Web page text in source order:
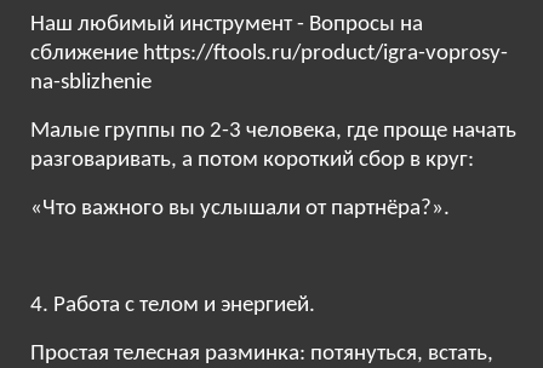
Наш любимый инструмент - Вопросы на
сближение https://ftools.ru/product/igra-voprosy-
na-sblizhenie
Малые группы по 2-3 человека, где проще начать
разговаривать, а потом короткий сбор в круг:
«Что важного вы услышали от партнёра?».
4. Работа с телом и энергией.
Простая телесная разминка: потянуться, встать,